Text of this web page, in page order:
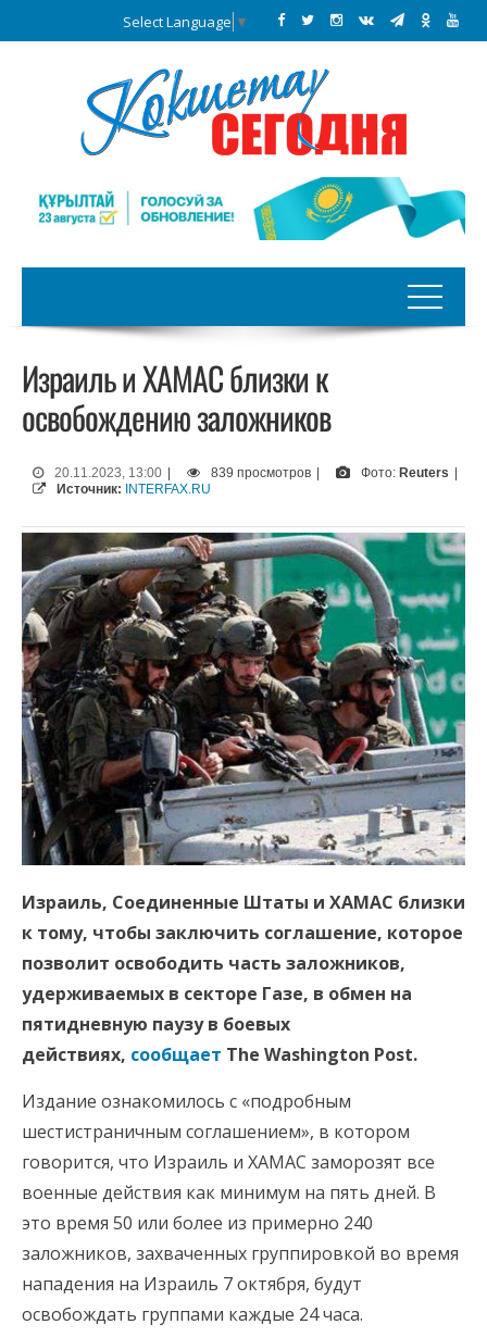
Select Language ▼
Израиль и ХАМАС близки к
освобождению заложников
20.11.2023, 13:00 839 просмотров Фото: Reuters
Источник:
INTERFAX.RU
Израиль, Соединенные Штаты и ХАМАС близки
к тому, чтобы заключить соглашение, которое
позволит освободить часть заложников,
удерживаемых в секторе Газе, в обмен на
пятидневную паузу в боевых
действиях, сообщает The Washington Post.
Издание ознакомилось с «подробным
шестистраничным соглашением», в котором
говорится, что Израиль и ХАМАС заморозят все
военные действия как минимум на пять дней. В
это время 50 или более из примерно 240
заложников, захваченных группировкой во время
нападения на Израиль 7 октября, будут
освобождать группами каждые 24 часа.